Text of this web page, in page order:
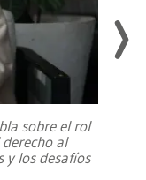
sobre el rol
al
y los desafíos